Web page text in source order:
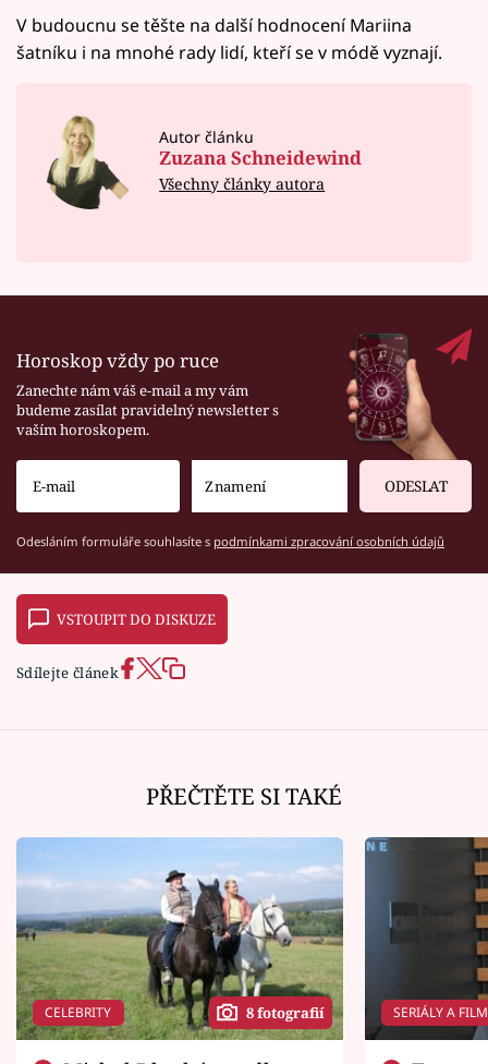
V budoucnu se těšte na další hodnocení Mariina
šatníku i na mnohé rady lidí, kteří se v módě vyznají.
Autor článku
Zuzana Schneidewind
Všechny články autora
Horoskop vždy po ruce
Zanechte nám váš e-mail a my vám
budeme zasílat pravidelný newsletter s
vaším horoskopem.
ODESLAT
Odesláním formuláře souhlasíte s podmínkami zpracování osobních údajů
VSTOUPIT DO DISKUZE
Sdílejte článek
PŘEČTĚTE SI TAKÉ
CELEBRITY 8 fotografií SERIÁLY A